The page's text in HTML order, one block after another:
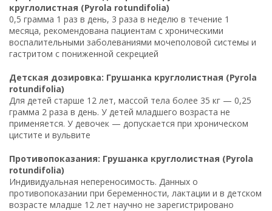
круглолистная (Pyrola rotundifolia)
0,5 грамма 1 раз в день, 3 раза в неделю в течение 1
месяца, рекомендована пациентам с хроническими
воспалительными заболеваниями мочеполовой системы и
гастритом с пониженной секрецией
Детская дозировка: Грушанка круглолистная (Pyrola
rotundifolia)
Для детей старше 12 лет, массой тела более 35 кг — 0,25
грамма 2 раза в день. У детей младшего возраста не
применяется. У девочек — допускается при хроническом
цистите и вульвите
Противопоказания: Грушанка круглолистная (Pyrola
rotundifolia)
Индивидуальная непереносимость. Данных о
противопоказании при беременности, лактации и в детском
возрасте младше 12 лет научно не зарегистрировано